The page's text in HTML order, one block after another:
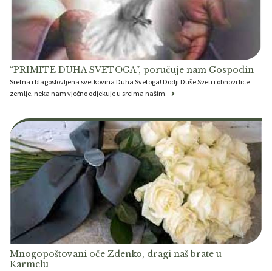
“PRIMITE DUHA SVETOGA”, poručuje nam Gospodin
Sretna i blagoslovljena svetkovina Duha Svetoga! Dodji Duše Sveti i obnovi lice
zemlje, neka nam vječno odjekuje u srcima našim.
Mnogopoštovani oče Zdenko, dragi naš brate u
Karmelu